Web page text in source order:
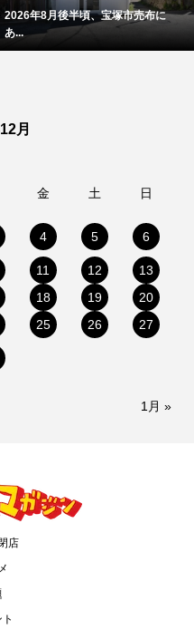
2026年8月後半頃、宝塚市売布に
あ...
月
金 土 日
4 5 6
11 12
13
18 19
20
25 26 27
1月 »
店